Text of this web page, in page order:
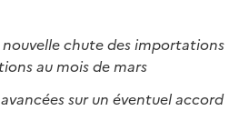
nouvelle chute des importations
au mois de mars
avancées sur un éventuel accord